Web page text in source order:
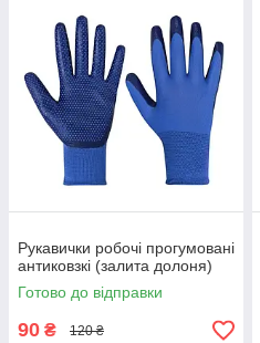
Рукавички робочі прогумовані
антиковзкі (залита долоня)
Готово до відправки
90 ₴ 120 ₴